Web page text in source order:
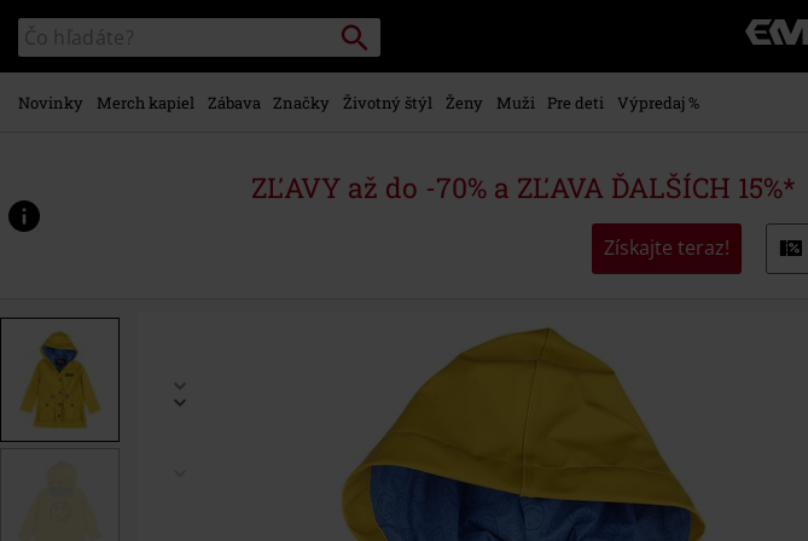
na
hlavný
obsah
Katalóg
vyhľadávania
Vyhľadávanie
Novinky Merch kapiel Zábava Značky Životný štýl Ženy Muži Pre deti Výpredaj %
ZĽAVY až do -70% a ZĽAVA ĎALŠÍCH 15%*
Získajte teraz!
www.emp-
p/kids-